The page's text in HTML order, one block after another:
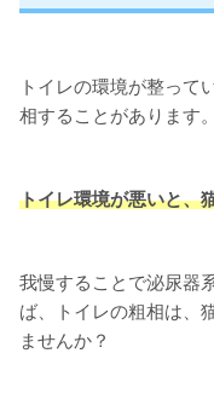
トイレの環境が整って
相することがあります。
トイレ環境が悪いと、
我慢することで泌尿器
ば、トイレの粗相は、
ませんか？